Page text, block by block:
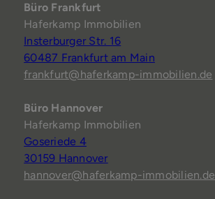
Büro Frankfurt
Haferkamp Immobilien
Insterburger Str. 16
60487 Frankfurt am Main
frankfurt@haferkamp-immobilien.de
Büro Hannover
Haferkamp Immobilien
Goseriede 4
30159 Hannover
hannover@haferkamp-immobilien.de